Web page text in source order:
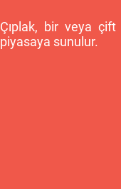
Çıplak, bir veya
piyasaya sunulur.